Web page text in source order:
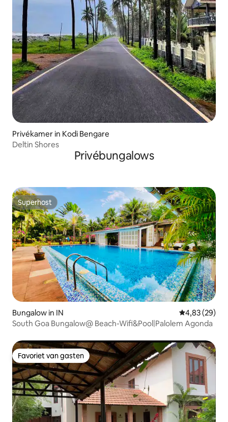
Privékamer in Kodi Bengare
Deltin Shores
Privébungalows
Superhost
Superhost
Bungalow in IN Gemiddelde
4,83 (29)
South Goa Bungalow@ Beach-Wifi&Pool|Palolem Agonda
Favoriet van gasten
Favoriet van gasten